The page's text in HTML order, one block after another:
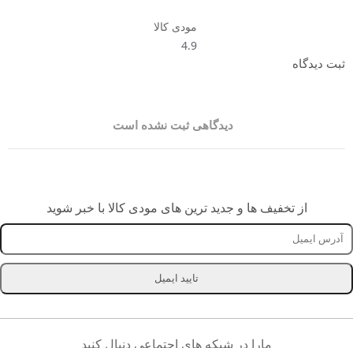
مودی کالا
4.9
ثبت دیدگاه
دیدگاهی ثبت نشده است
از تخفیف ها و جدید ترین های مودی کالا با خبر شوید
تایید ایمیل
مارا در شبکه های اجتماعی دنبال کنید